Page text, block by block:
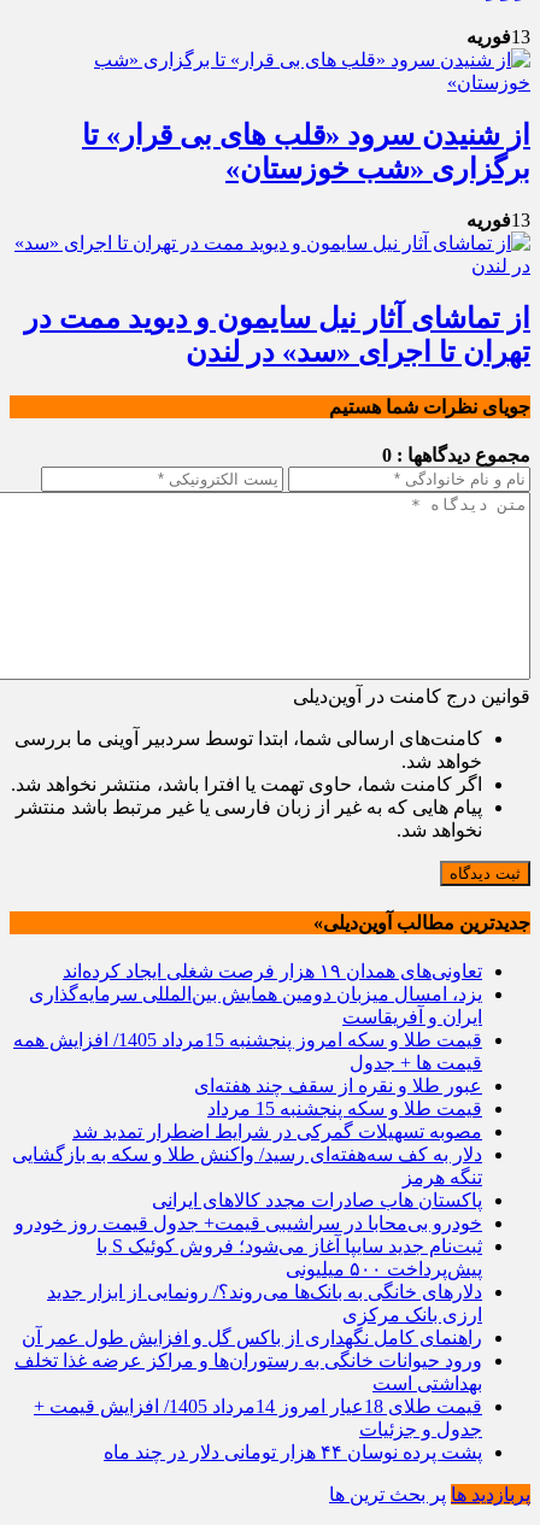
13فوریه
از شنیدن سرود «قلب های بی قرار» تا
برگزاری «شب خوزستان»
13فوریه
از تماشای آثار نیل سایمون و دیوید ممت در
تهران تا اجرای «سد» در لندن
جویای نظرات شما هستیم
مجموع دیدگاهها : 0
قوانین درج کامنت در آوین‌دیلی
کامنت‌های ارسالی شما، ابتدا توسط سردبیر آوینی ما بررسی
خواهد شد.
اگر کامنت شما، حاوی تهمت یا افترا باشد، منتشر نخواهد شد.
پیام هایی که به غیر از زبان فارسی یا غیر مرتبط باشد منتشر
نخواهد شد.
ثبت دیدگاه
جدیدترین مطالب آوین‌دیلی»
تعاونی‌های همدان ۱۹ هزار فرصت شغلی ایجاد کرده‌اند
یزد، امسال میزبان دومین همایش بین‌المللی سرمایه‌گذاری
ایران و آفریقاست
قیمت طلا و سکه امروز پنجشنبه 15مرداد 1405/ افزایش همه
قیمت ها + جدول
عبور طلا و نقره از سقف چند هفته‌ای
قیمت طلا و سکه پنجشنبه 15 مرداد
مصوبه تسهیلات گمرکی در شرایط اضطرار تمدید شد
دلار به کف سه‌هفته‌ای رسید/ واکنش طلا و سکه به بازگشایی
تنگه هرمز
پاکستان هاب صادرات مجدد کالاهای ایرانی
خودرو بی‌محابا در سراشیبی قیمت+ جدول قیمت روز خودرو
ثبت‌نام جدید سایپا آغاز می‌شود؛ فروش کوئیک S با
پیش‌پرداخت ۵۰۰ میلیونی
دلارهای خانگی به بانک‌ها می‌روند؟/ رونمایی از ابزار جدید
ارزی بانک مرکزی
راهنمای کامل نگهداری از باکس گل و افزایش طول عمر آن
ورود حیوانات خانگی به رستوران‌ها و مراکز عرضه غذا تخلف
بهداشتی است
قیمت طلای 18عیار امروز 14مرداد 1405/ افزایش قیمت +
جدول و جزئیات
پشت پرده نوسان ۴۴ هزار تومانی دلار در چند ماه
پربازدید ها پر بحث ترین ها